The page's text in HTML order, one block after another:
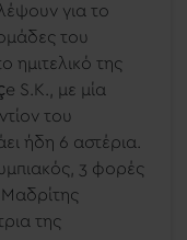
για το
του
ημιτελικό της
S.K., με μία
του
ήδη 6 αστέρια.
3 φορές
της